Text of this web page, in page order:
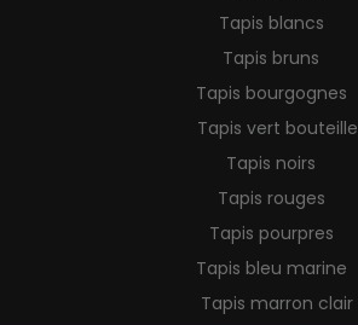
Tapis blancs
Tapis bruns
Tapis bourgognes
Tapis vert bouteille
Tapis noirs
Tapis rouges
Tapis pourpres
Tapis bleu marine
Tapis marron clair